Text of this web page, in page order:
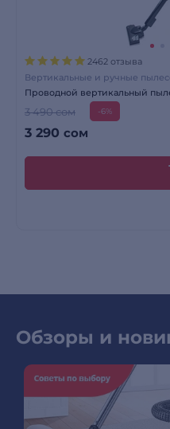
2462 отзыва
Вертикальные и ручные
Проводной вертикальный
3 490 сом -6%
3 290 сом
Обзоры и